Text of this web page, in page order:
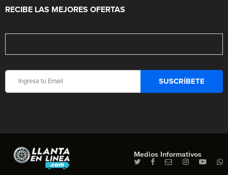
RECIBE LAS MEJORES OFERTAS
Medios Informativos